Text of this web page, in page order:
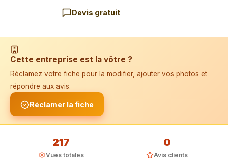
Devis gratuit
Cette entreprise est la vôtre ?
Réclamez votre fiche pour la modifier, ajouter vos photos et
répondre aux avis.
Réclamer la fiche
217
Vues totales
0
Avis clients